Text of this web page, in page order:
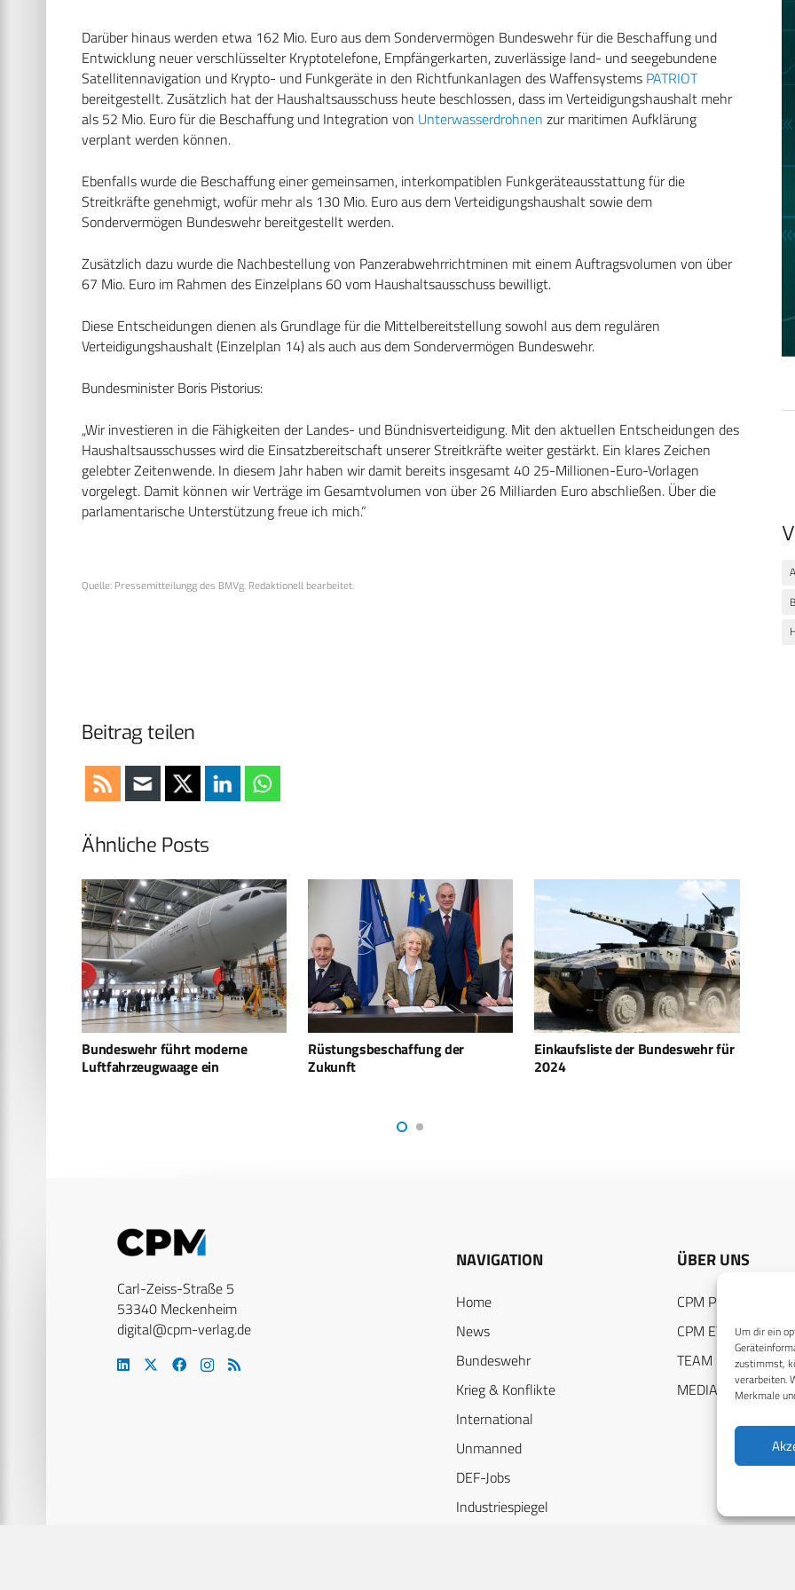
Um dir ein
zustimmst,
verarbeiten.
Merkmale
Darüber hinaus werden etwa 162 Mio. Euro aus dem Sondervermögen Bundeswehr für die Beschaffung und
Entwicklung neuer verschlüsselter Kryptotelefone, Empfängerkarten, zuverlässige land- und seegebundene
Satellitennavigation und Krypto- und Funkgeräte in den Richtfunkanlagen des Waffensystems PATRIOT
bereitgestellt. Zusätzlich hat der Haushaltsausschuss heute beschlossen, dass im Verteidigungshaushalt mehr
als 52 Mio. Euro für die Beschaffung und Integration von Unterwasserdrohnen zur maritimen Aufklärung
verplant werden können.
Ebenfalls wurde die Beschaffung einer gemeinsamen, interkompatiblen Funkgeräteausstattung für die
Streitkräfte genehmigt, wofür mehr als 130 Mio. Euro aus dem Verteidigungshaushalt sowie dem
Sondervermögen Bundeswehr bereitgestellt werden.
Zusätzlich dazu wurde die Nachbestellung von Panzerabwehrrichtminen mit einem Auftragsvolumen von über
67 Mio. Euro im Rahmen des Einzelplans 60 vom Haushaltsausschuss bewilligt.
Diese Entscheidungen dienen als Grundlage für die Mittelbereitstellung sowohl aus dem regulären
Verteidigungshaushalt (Einzelplan 14) als auch aus dem Sondervermögen Bundeswehr.
Bundesminister Boris Pistorius:
„Wir investieren in die Fähigkeiten der Landes- und Bündnisverteidigung. Mit den aktuellen Entscheidungen des
Haushaltsausschusses wird die Einsatzbereitschaft unserer Streitkräfte weiter gestärkt. Ein klares Zeichen
gelebter Zeitenwende. In diesem Jahr haben wir damit bereits insgesamt 40 25-Millionen-Euro-Vorlagen
vorgelegt. Damit können wir Verträge im Gesamtvolumen von über 26 Milliarden Euro abschließen. Über die
parlamentarische Unterstützung freue ich mich.“
Quelle: Pressemitteilungg des BMVg. Redaktionell bearbeitet.
Beitrag teilen
Ähnliche Posts
Rüstungsbeschaffung der
Zukunft
Einkaufsliste der Bundeswehr für
2024
Acht neue, mobile
Luftlanderettungszentren bis
Carl-Zeiss-Straße 5
53340 Meckenheim
digital@cpm-verlag.de
NAVIGATION
Home
News
Bundeswehr
Krieg & Konflikte
International
Unmanned
DEF-Jobs
Industriespiegel
ÜBER UNS
CPM PUBLICATIONS
CPM EVENTS
TEAM
MEDIADATEN